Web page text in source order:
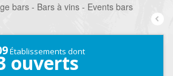
bars - Bars à vins - Events bars
Établissements dont
ouverts